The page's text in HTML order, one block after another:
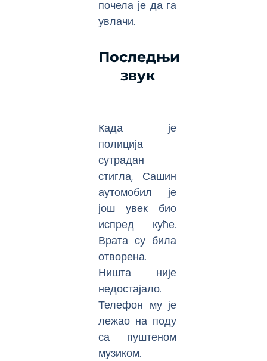
почела је да га
увлачи.
Последњи
звук
Када је
полиција
сутрадан
стигла, Сашин
аутомобил је
још увек био
испред куће.
Врата су била
отворена.
Ништа није
недостајало.
Телефон му је
лежао на поду
са пуштеном
музиком.